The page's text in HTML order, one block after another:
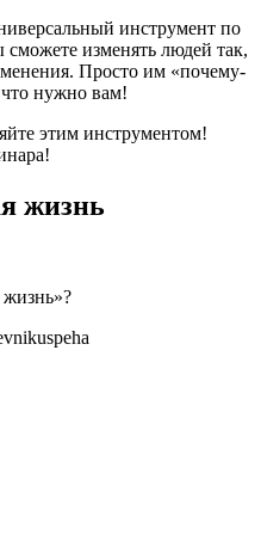
инструмент по
изменять людей так,
Просто им «почему-
что нужно вам!
этим инструментом!
жизнь